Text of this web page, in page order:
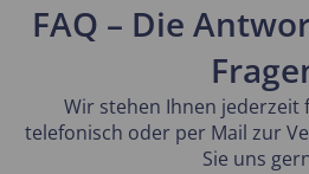
FAQ – Die
Wir stehen Ihnen jederzeit
telefonisch oder per Mail zur
Sie uns